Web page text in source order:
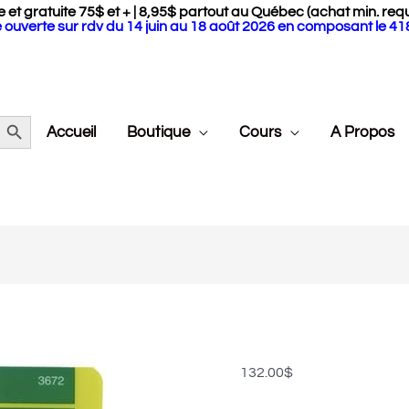
et gratuite 75$ et + | 8,95$ partout au Québec (achat min.
sur rdv du 14 juin au 18 août 2026 en composant le
Button
Accueil Boutique Cours A Propos
132.00$
crochets